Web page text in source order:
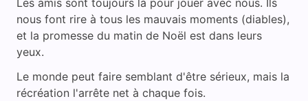
Les amis sont toujours là pour jouer avec nous. Ils
nous font rire à tous les mauvais moments (diables),
et la promesse du matin de Noël est dans leurs
yeux.
Le monde peut faire semblant d'être sérieux, mais la
récréation l'arrête net à chaque fois.